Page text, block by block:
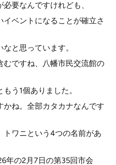
要なんですけれども、
ベントになることが確立さ
と思っています。
むですね、八幡市民交流館の
う1個ありました。
かね。全部カタカナなんです
トワニという4つの名前があ
年の2月7日の第35回市会